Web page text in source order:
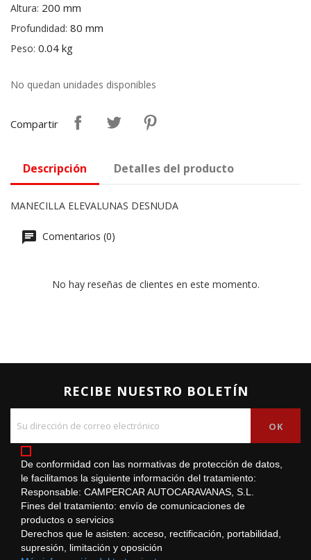
Altura: 200 mm
Profundidad: 80 mm
Peso: 0.04 kg
No quedan unidades disponibles
Compartir
Descripción Detalles del producto
MANECILLA ELEVALUNAS DESNUDA
Comentarios (0)
No hay reseñas de clientes en este momento.
RECIBE NUESTRO BOLETÍN
De conformidad con las normativas de protección de datos,
le facilitamos la siguiente información del tratamiento:
Responsable: CAMPERCAR AUTOCARAVANAS, S.L.
Fines del tratamiento: envío de comunicaciones de
productos o servicios
Derechos que le asisten: acceso, rectificación, portabilidad,
supresión, limitación y oposición